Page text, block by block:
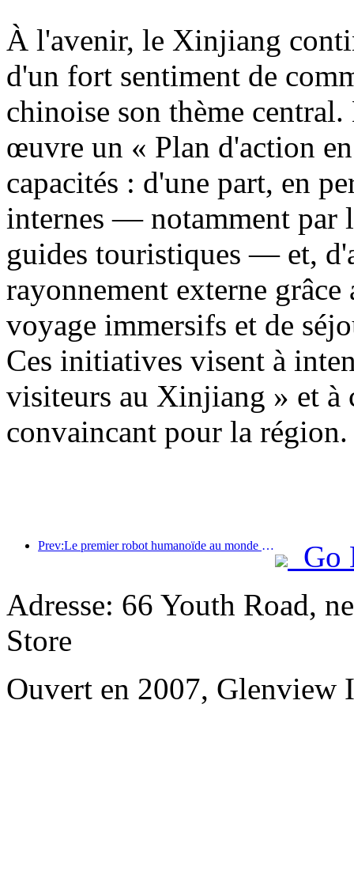
À l'avenir, le Xinjiang
d'un fort sentiment de
chinoise son thème
œuvre un « Plan d'action
capacités : d'une part, en
internes — notamment par
guides touristiques — et,
rayonnement externe
voyage immersifs et de
Ces initiatives visent à
visiteurs au Xinjiang » et à
convaincant pour la région.
Prev:Le premier robot humanoïde au monde dédié aux services de restauration multi-scénarios a été dévoilé.
Go
Adresse: 66 Youth Road,
Store
Ouvert en 2007, Glenview